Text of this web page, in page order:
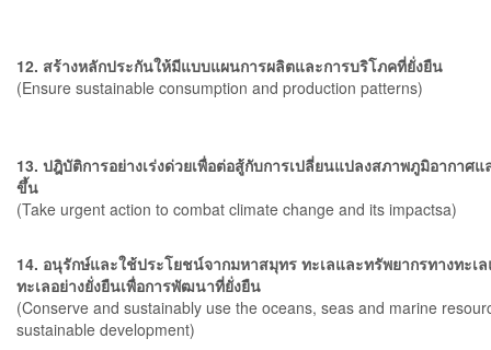
12. สร้างหลักประกันให้มีแบบแผนการผลิตและการบริโภคที่ยั่งยืน
(Ensure sustainable consumption and production patterns)
13. ปฎิบัติการอย่างเร่งด่วยเพื่อต่อสู้กับการเปลี่ยนแปลงสภาพภูมิอากาศ
ขึ้น
(Take urgent action to combat climate change and its impactsa)
14. อนุรักษ์และใช้ประโยชน์จากมหาสมุทร ทะเลและทรัพยากรทางทะเ
ทะเลอย่างยั่งยืนเพื่อการพัฒนาที่ยั่งยืน
(Conserve and sustainably use the oceans, seas and marine
sustainable development)